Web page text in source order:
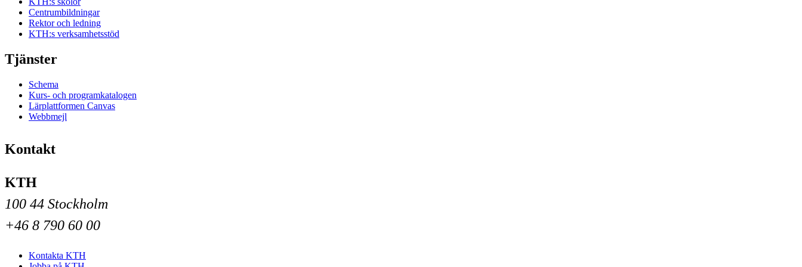
Centrumbildningar
Rektor och ledning
KTH:s verksamhetsstöd
Tjänster
Schema
Kurs- och programkatalogen
Lärplattformen Canvas
Webbmejl
Kontakt
KTH
100 44 Stockholm
+46 8 790 60 00
Kontakta KTH